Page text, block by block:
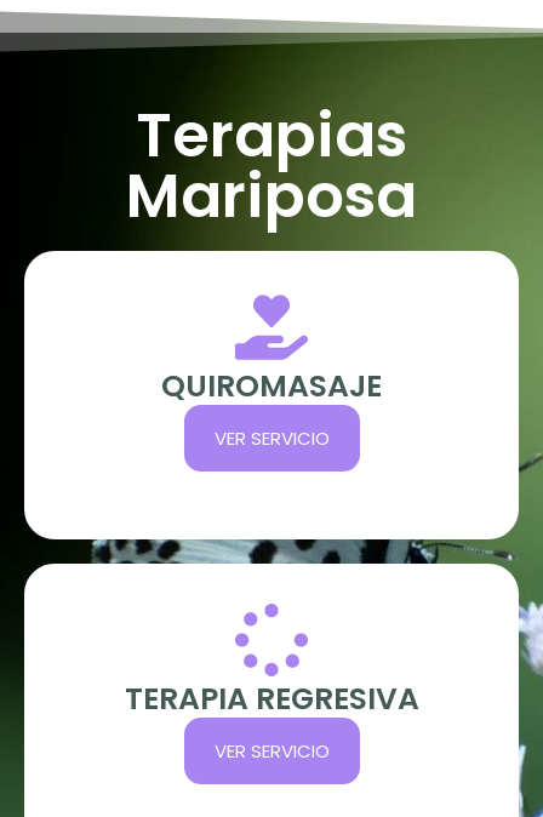
Terapias
Mariposa
QUIROMASAJE
VER SERVICIO
TERAPIA REGRESIVA
VER SERVICIO